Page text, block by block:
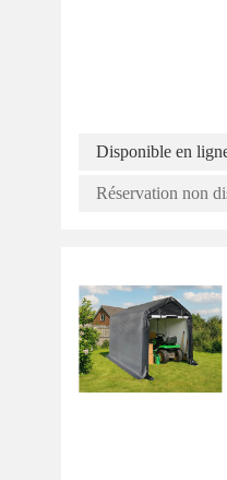
Disponible en
Réservation non